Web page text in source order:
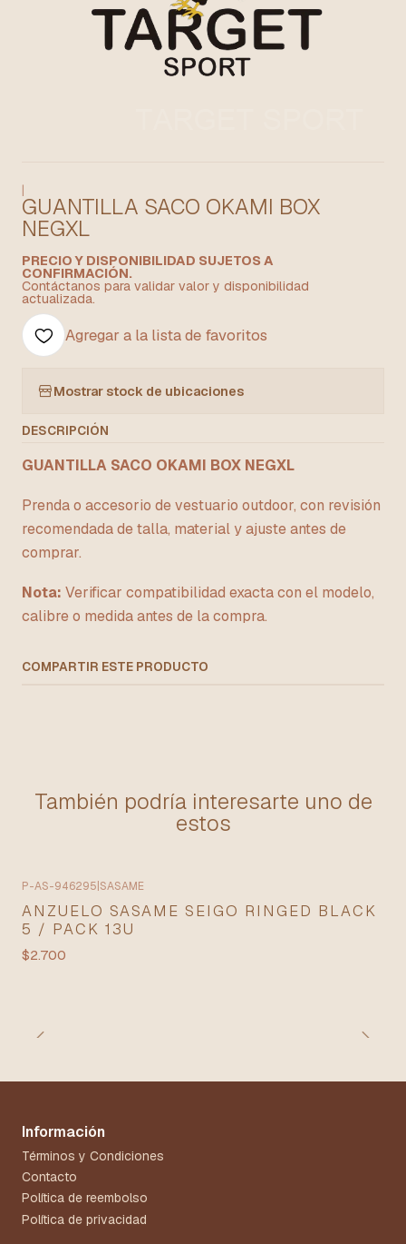
|
GUANTILLA SACO OKAMI BOX
NEGXL
PRECIO Y DISPONIBILIDAD SUJETOS A
CONFIRMACIÓN.
Contáctanos para validar valor y disponibilidad
actualizada.
Agregar a la lista de favoritos
Mostrar stock de ubicaciones
DESCRIPCIÓN
GUANTILLA SACO OKAMI BOX NEGXL
Prenda o accesorio de vestuario outdoor, con revisión
recomendada de talla, material y ajuste antes de
comprar.
Nota: Verificar compatibilidad exacta con el modelo,
calibre o medida antes de la compra.
COMPARTIR ESTE PRODUCTO
También podría interesarte uno de
estos
P-AS-946295 SASAME
ANZUELO SASAME SEIGO RINGED BLACK
5 / PACK 13U
$2.700
Información
Términos y Condiciones
Contacto
Política de reembolso
Política de privacidad